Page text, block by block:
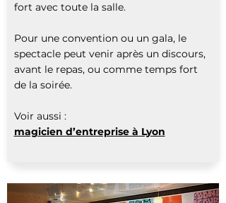
fort avec toute la salle.
Pour une convention ou un gala, le
spectacle peut venir après un discours,
avant le repas, ou comme temps fort
de la soirée.
Voir aussi :
magicien d’entreprise à Lyon